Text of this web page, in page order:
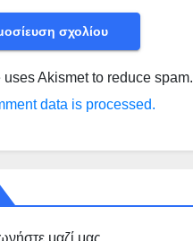
uses Akismet to reduce spam.
data is processed.
μαζί μας